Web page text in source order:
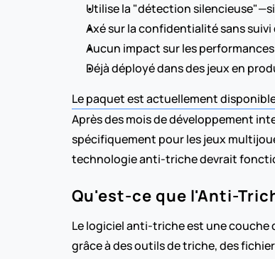
Utilise la "détection
Axé sur la confidentialité sans
Aucun impact sur les
Déjà déployé dans des jeux en
Le paquet est actuellement
Après des mois de développement
spécifiquement pour les jeux
technologie anti-triche devrait
Qu'est-ce que l'Anti-
Le logiciel anti-triche est une
grâce à des outils de triche, des